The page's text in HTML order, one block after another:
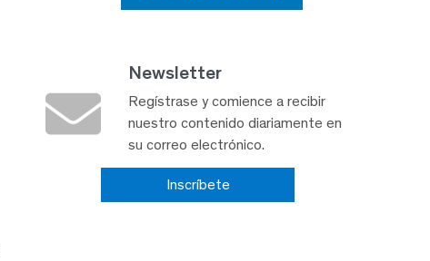
Newsletter
Regístrase y comience a recibir
nuestro contenido diariamente en
su correo electrónico.
Inscríbete